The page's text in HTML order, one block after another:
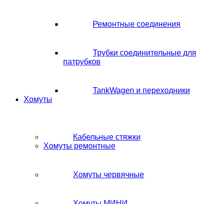
Ремонтные соединения
Трубки соединительные для
патрубков
TankWagen и переходники
Хомуты
Кабельные стяжки
Хомуты ремонтные
Хомуты червячные